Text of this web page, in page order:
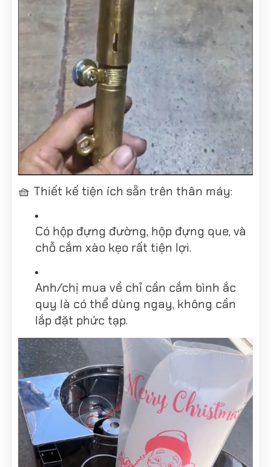
🧺 Thiết kế tiện ích sẵn trên thân máy:
Có hộp đựng đường, hộp đựng que, và
chỗ cắm xào kẹo rất tiện lợi.
Anh/chị mua về chỉ cần cắm bình ắc
quy là có thể dùng ngay, không cần
lắp đặt phức tạp.